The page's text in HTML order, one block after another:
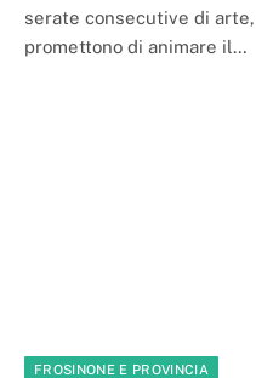
serate consecutive di
promettono di animare il…
FROSINONE E PROVINCIA